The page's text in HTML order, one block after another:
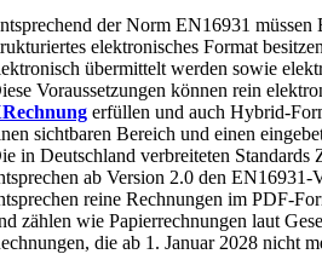
der Norm EN16931 müssen
elektronisches Format
übermittelt werden sowie
Voraussetzungen können rein
erfüllen und auch Hybrid-
sichtbaren Bereich und einen
in Deutschland verbreiteten
ab Version 2.0 den EN16931-
reine Rechnungen im PDF-
zählen wie Papierrechnungen laut
die ab 1. Januar 2028 nicht